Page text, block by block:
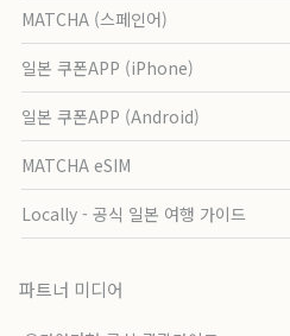
MATCHA (스페인어)
일본 쿠폰APP (iPhone)
일본 쿠폰APP (Android)
MATCHA eSIM
Locally - 공식 일본 여행 가이드
파트너 미디어